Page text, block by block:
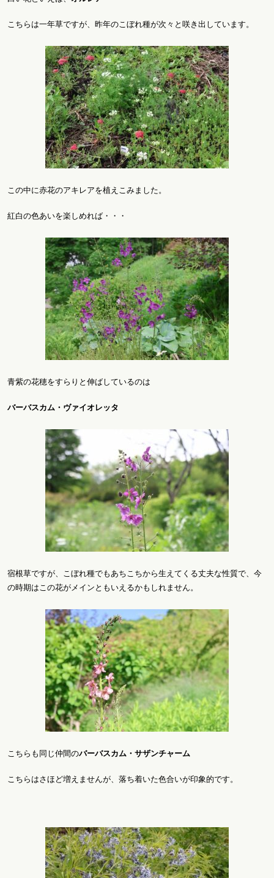
こちらは一年草ですが、昨年のこぼれ種が次々と咲き出しています。
この中に赤花のアキレアを植えこみました。
紅白の色あいを楽しめれば・・・
青紫の花穂をすらりと伸ばしているのは
バーバスカム・ヴァイオレッタ
宿根草ですが、こぼれ種でもあちこちから生えてくる丈夫な性質で、今
の時期はこの花がメインともいえるかもしれません。
こちらも同じ仲間のバーバスカム・サザンチャーム
こちらはさほど増えませんが、落ち着いた色合いが印象的です。